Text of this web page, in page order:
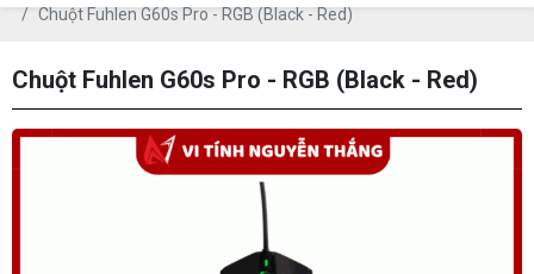
Chuột Fuhlen G60s Pro - RGB (Black - Red)
Chuột Fuhlen G60s Pro - RGB (Black - Red)